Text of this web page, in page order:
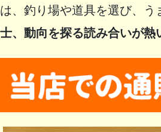
は、釣り場や道具を選び、
、動向を探る読み合いが熱